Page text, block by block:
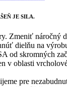
JE SILA.
Zmeniť náročný
dielňu na
od skromných
v oblasti
pre